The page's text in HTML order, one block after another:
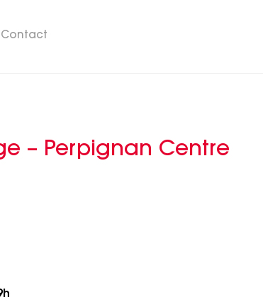
Contact
– Perpignan Centre